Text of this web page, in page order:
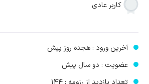
کاربر عادی
آخرین ورود : هجده روز پیش
عضویت : دو سال پیش